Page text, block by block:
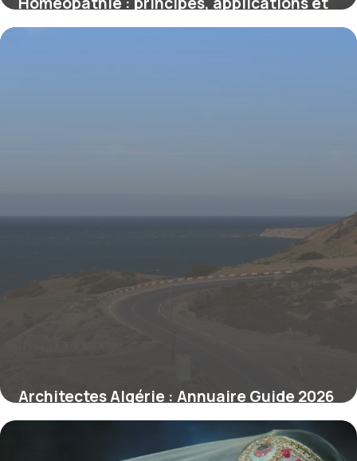
enjeux clés expliqués
Architectes Algérie : Annuaire Guide 2026
13 mai 2026